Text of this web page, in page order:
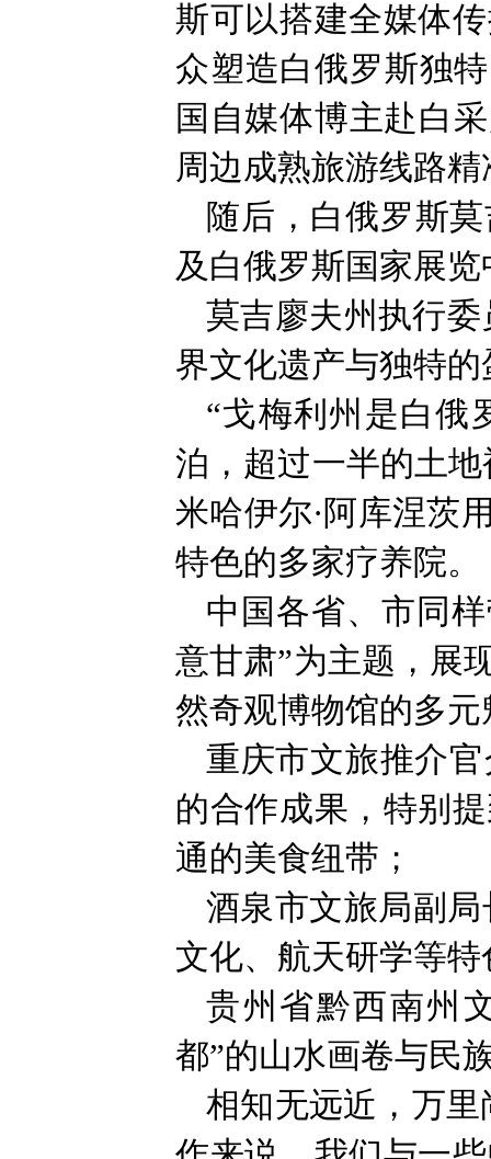
斯可以搭建全媒体
众塑造白俄罗斯独
国自媒体博主赴白
周边成熟旅游线路
随后，白俄罗斯
及白俄罗斯国家展
莫吉廖夫州执行
界文化遗产与独特
“戈梅利州是白俄
泊，超过一半的土
米哈伊尔·阿库涅茨
特色的多家疗养院。
中国各省、市同
意甘肃”为主题，展
然奇观博物馆的多元
重庆市文旅推介
的合作成果，特别
通的美食纽带；
酒泉市文旅局副
文化、航天研学等特
贵州省黔西南州
都”的山水画卷与民
相知无远近，万